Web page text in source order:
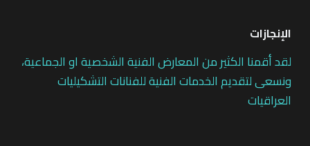
الإنجازات
لقد أقمنا الكثير من المعارض الفنية الشخصية او الجماعية،
ونسعى لتقديم الخدمات الفنية للفنانات التشكيليات
العراقيات